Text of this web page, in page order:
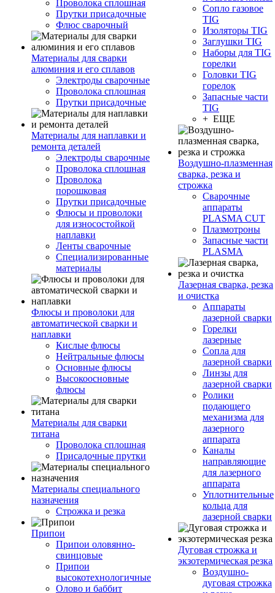
Проволока сплошная
Прутки присадочные
Флюс сварочный
Материалы для сварки
алюминия и его сплавов
Электроды сварочные
Проволока сплошная
Прутки присадочные
Материалы для наплавки и
ремонта деталей
Электроды сварочные
Проволока сплошная
Проволока
порошковая
Прутки присадочные
Флюсы и проволоки
для износостойкой
наплавки
Ленты сварочные
Специализированные
материалы
Флюсы и проволоки для
автоматической сварки и
наплавки
Кислые флюсы
Нейтральные флюсы
Основные флюсы
Высокоосновные
флюсы
Материалы для сварки
титана
Проволока сплошная
Присадочные прутки
Материалы специального
назначения
Строжка и резка
Припои
Припои оловянно-
свинцовые
Припои
высокотехнологичные
Олово и баббит
Сопло газовое
TIG
Изоляторы TIG
Заглушки TIG
Наборы для TIG
горелки
Головки TIG
горелок
Запасные части
TIG
+ ЕЩЕ
Воздушно-плазменная
сварка, резка и
строжка
Сварочные
аппараты
PLASMA CUT
Плазмотроны
Запасные части
PLASMA
Лазерная сварка, резка
и очистка
Аппараты
лазерной сварки
Горелки
лазерные
Сопла для
лазерной сварки
Линзы для
лазерной сварки
Ролики
подающего
механизма для
лазерного
аппарата
Каналы
направляющие
для лазерного
аппарата
Уплотнительные
кольца для
лазерной сварки
Дуговая строжка и
экзотермическая резка
Воздушно-
дуговая строжка